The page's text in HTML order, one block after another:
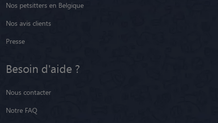
Nos petsitters en Belgique
Nos avis clients
Presse
Besoin d'aide ?
Nous contacter
Notre FAQ